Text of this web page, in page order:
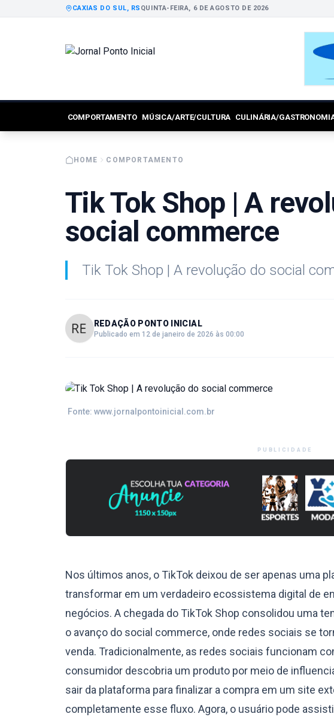
CAXIAS DO SUL, RS QUINTA-FEIRA, 6 DE AGOSTO DE 2026
COMPORTAMENTO MÚSICA/ARTE/CULTURA CULINÁRIA/
HOME COMPORTAMENTO
Tik Tok Shop | A
social commerce
Tik Tok Shop | A revolução do social
REDAÇÃO PONTO INICIAL
Publicado em 12 de janeiro de 2026 às 00:00
Fonte: www.jornalpontoinicial.com.br
PUBLICIDADE
Nos últimos anos, o TikTok deixou de ser apenas uma
transformar em um verdadeiro ecossistema digital de
negócios. A chegada do TikTok Shop consolidou uma
o avanço do social commerce, onde redes sociais se
venda. Tradicionalmente, as redes sociais funcionam
consumidor descobria um produto por meio de
sair da plataforma para finalizar a compra em um site
completamente esse fluxo. Agora, o usuário pode